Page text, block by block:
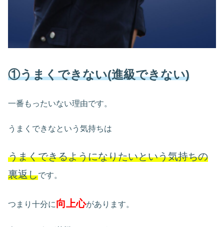
①うまくできない(進級できない)
一番もったいない理由です。
うまくできなという気持ちは
うまくできるようになりたいという気持ちの
裏返しです。
つまり十分に向上心があります。